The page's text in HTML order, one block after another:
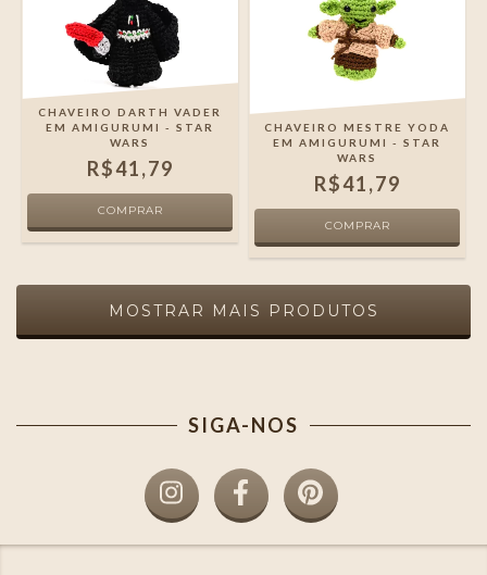
CHAVEIRO DARTH VADER
EM AMIGURUMI - STAR
WARS
R$41,79
CHAVEIRO MESTRE YODA
EM AMIGURUMI - STAR
WARS
R$41,79
MOSTRAR MAIS PRODUTOS
SIGA-NOS